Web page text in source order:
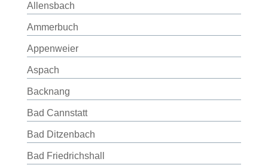
Allensbach
Ammerbuch
Appenweier
Aspach
Backnang
Bad Cannstatt
Bad Ditzenbach
Bad Friedrichshall